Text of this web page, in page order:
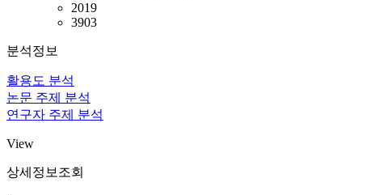
2019
3903
분석정보
활용도 분석
논문 주제 분석
연구자 주제 분석
View
상세정보조회